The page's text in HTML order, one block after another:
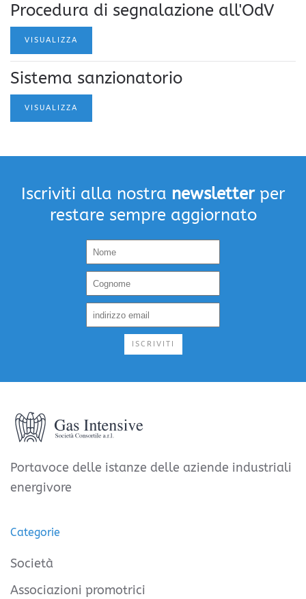
Procedura di segnalazione all'OdV
VISUALIZZA
Sistema sanzionatorio
VISUALIZZA
Iscriviti alla nostra newsletterper
restare sempre aggiornato
ISCRIVITI
Portavoce delle istanze delle aziende industriali
energivore
Categorie
Società
Associazioni promotrici